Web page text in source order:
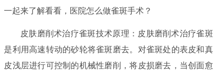
一起来了解看看，医院怎么做雀斑手术？
皮肤磨削术治疗雀斑技术原理：皮肤磨削术治疗雀斑
是利用高速转动的砂轮将雀斑磨去。对雀斑处的表皮和真
皮浅层进行可控制的机械性磨削，将皮损磨去，当创面愈